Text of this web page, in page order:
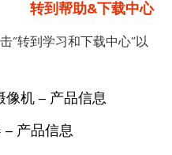
转到帮助&下载中心
“转到学习和下载中心”以
像机 – 产品信息
– 产品信息